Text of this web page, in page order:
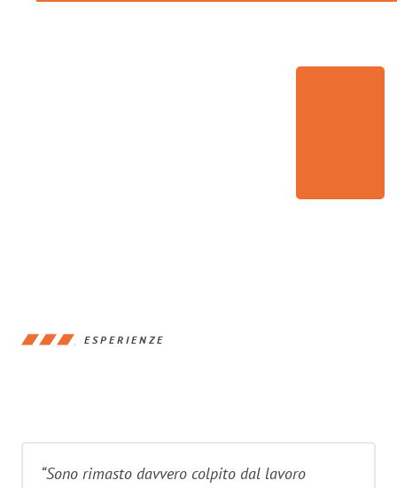
ESPERIENZE
“Sono rimasto davvero colpito dal lavoro